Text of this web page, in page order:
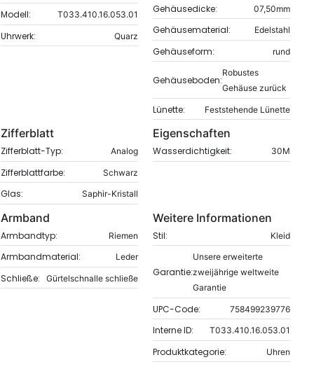
Modell: T033.410.16.053.01
Uhrwerk: Quarz
Gehäusedicke: 07,50mm
Gehäusematerial: Edelstahl
Gehäuseform: rund
Gehäuseboden:
Robustes
Gehäuse zurück
Lünette: Feststehende Lünette
Zifferblatt
Zifferblatt-Typ: Analog
Zifferblattfarbe: Schwarz
Glas: Saphir-Kristall
Eigenschaften
Wasserdichtigkeit: 30M
Armband
Armbandtyp: Riemen
Armbandmaterial: Leder
Schließe: Gürtelschnalle schließe
Weitere Informationen
Stil: Kleid
Garantie:
Unsere erweiterte
zweijährige weltweite
Garantie
UPC-Code: 758499239776
Interne ID: T033.410.16.053.01
Produktkategorie: Uhren